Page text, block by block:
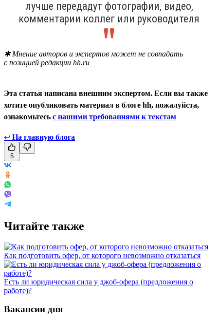
лучше передадут фотографии, видео,
комментарии коллег или руководителя
✱ Мнение авторов и экспертов может не совпадать
с позицией редакции hh.ru
Эта статья написана внешним экспертом. Если вы также
хотите опубликовать материал в блоге hh, пожалуйста,
ознакомьтесь с нашими требованиями к текстам
↩ На главную блога
5
Читайте также
Как подготовить офер, от которого невозможно отказаться
Есть ли юридическая сила у джоб-офера (предложения о
работе)?
Вакансии дня